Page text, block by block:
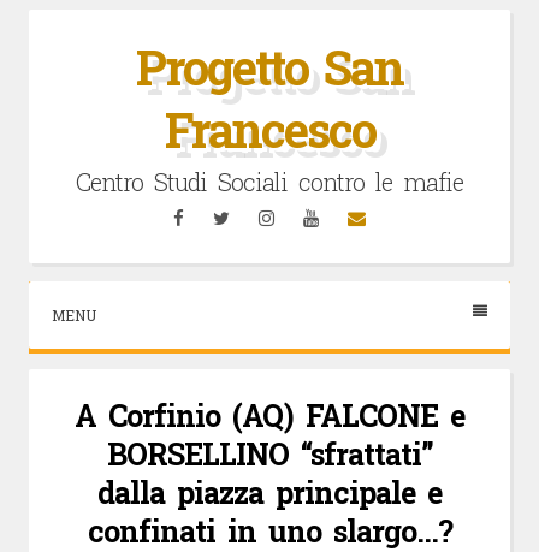
Progetto San
Francesco
Centro Studi Sociali contro le mafie
FacebookTwitterInstagramYouTubeEmail
MENU
A Corfinio (AQ) FALCONE e
BORSELLINO “sfrattati”
dalla piazza principale e
confinati in uno slargo…?